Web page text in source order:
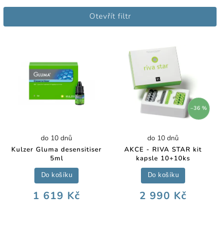
Nejlevnější
Otevřít filtr
Kulzer Gluma desensitiser
5ml
do 10 dnů
1 619 Kč
Do košíku
–36 %
AKCE - RIVA STAR kit
kapsle 10+10ks
do 10 dnů
2 990 Kč
Do košíku